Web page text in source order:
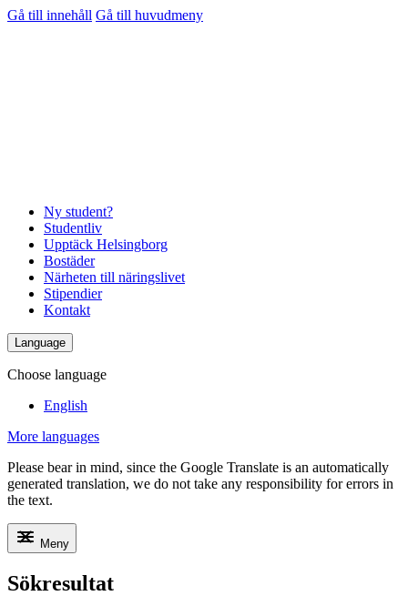
Gå till innehåll Gå till huvudmeny
Ny student?
Studentliv
Upptäck Helsingborg
Bostäder
Närheten till näringslivet
Stipendier
Kontakt
Language
Choose language
English
More languages
Please bear in mind, since the Google Translate is an automatically
generated translation, we do not take any responsibility for errors in
the text.
Meny
Sökresultat